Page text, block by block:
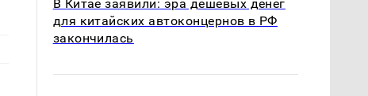
В Китае заявили: эра дешевых денег
для китайских автоконцернов в РФ
закончилась